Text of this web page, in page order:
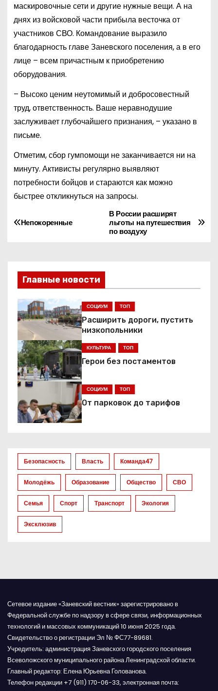
маскировочные сети и другие нужные вещи. А на
днях из войсковой части прибыла весточка от
участников СВО. Командование выразило
благодарность главе Заневского поселения, а в его
лице – всем причастным к приобретению
оборудования.
– Высоко ценим неутомимый и добросовестный
труд, ответственность. Ваше неравнодушие
заслуживает глубочайшего признания, – указано в
письме.
Отметим, сбор гумпомощи не заканчивается ни на
минуту. Активисты регулярно выявляют
потребности бойцов и стараются как можно
быстрее откликнуться на запросы.
Н
г
а
ц
и
я
п
о
а
п
В России расширят
льготы на путешествия
по воздуху
Непокоренные
Главные новости
СОЦИУМ ТОП
Расширить дороги, пустить
низкопольники
КУЛЬТУРА ТОП
Герои без постаментов
СОЦИУМ ТОП
От парковок до тарифов
Безопасность Власть Команда47
Молодёжь Образование Общество СВО
Семья Спорт Транспорт Экология
Эксклюзив
Сетевое издание «Заневский вестник» зарегистрировано в
Федеральной службе по надзору в сфере связи, информационных
технологий и массовых коммуникаций 10 июня 2025 года.
Свидетельство о регистрации Эл № ФС77-89681.
Учредитель: администрация Заневского городского поселения
Всеволожского муниципального района Ленинградской области.
Главный редактор: Елена Юрьевна Голованова.
Телефон редакции +7 (911) 170-06-33, электронная почта: